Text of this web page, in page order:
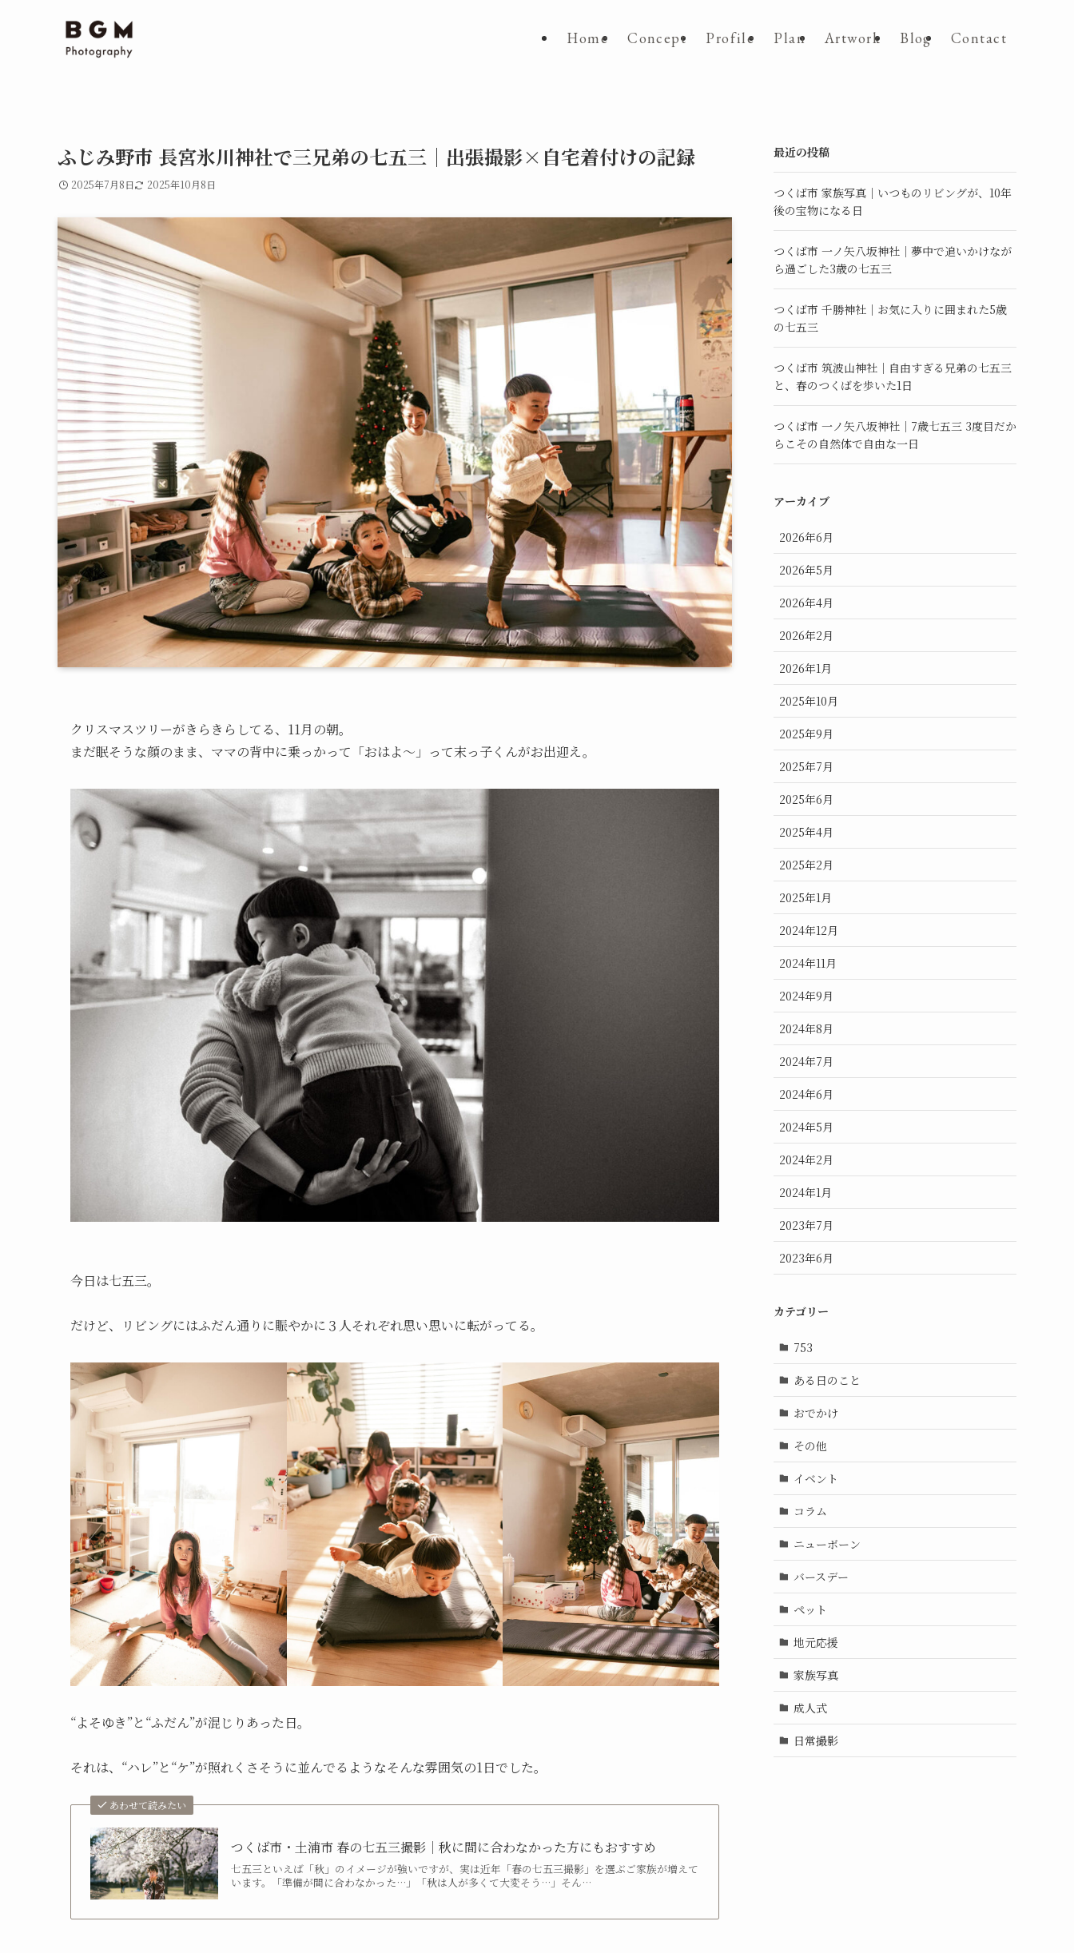
Home Concept Profile Plan Artwork Blog Contact
ふじみ野市 長宮氷川神社で三兄弟の七五三｜出張撮影×自宅着付けの記録
2025年7月8日 2025年10月8日
クリスマスツリーがきらきらしてる、11月の朝。
まだ眠そうな顔のまま、ママの背中に乗っかって「おはよ〜」って末っ子くんがお出迎え。
今日は七五三。
だけど、リビングにはふだん通りに賑やかに３人それぞれ思い思いに転がってる。
“よそゆき”と“ふだん”が混じりあった日。
それは、“ハレ”と“ケ”が照れくさそうに並んでるようなそんな雰囲気の1日でした。
あわせて読みたい
つくば市・土浦市 春の七五三撮影｜秋に間に合わなかった方にもおすすめ
七五三といえば「秋」のイメージが強いですが、実は近年「春の七五三撮影」を選ぶご家族が増えて
います。「準備が間に合わなかった…」「秋は人が多くて大変そう…」そん…
最近の投稿
つくば市 家族写真｜いつものリビングが、10年
後の宝物になる日
つくば市 一ノ矢八坂神社｜夢中で追いかけなが
ら過ごした3歳の七五三
つくば市 千勝神社｜お気に入りに囲まれた5歳
の七五三
つくば市 筑波山神社｜自由すぎる兄弟の七五三
と、春のつくばを歩いた1日
つくば市 一ノ矢八坂神社｜7歳七五三 3度目だか
らこその自然体で自由な一日
アーカイブ
2026年6月
2026年5月
2026年4月
2026年2月
2026年1月
2025年10月
2025年9月
2025年7月
2025年6月
2025年4月
2025年2月
2025年1月
2024年12月
2024年11月
2024年9月
2024年8月
2024年7月
2024年6月
2024年5月
2024年2月
2024年1月
2023年7月
2023年6月
カテゴリー
753
ある日のこと
おでかけ
その他
イベント
コラム
ニューボーン
バースデー
ペット
地元応援
家族写真
成人式
日常撮影